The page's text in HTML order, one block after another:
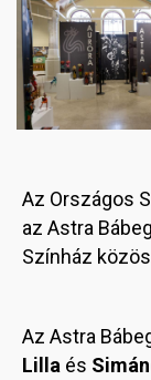
Az Országos
az Astra
Színház
Az Astra
Lilla és